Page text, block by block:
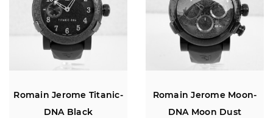
Romain Jerome Titanic-
DNA Black
Romain Jerome Moon-
DNA Moon Dust